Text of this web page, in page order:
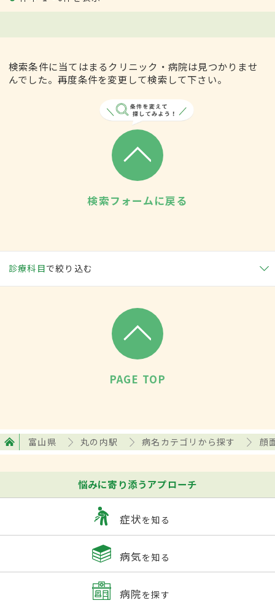
検索条件に当てはまるクリニック・病院は見つかりませ
んでした。再度条件を変更して検索して下さい。
検索フォームに戻る
診療科目で絞り込む
PAGE TOP
富山県 丸の内駅 病名カテゴリから探す 顔
悩みに寄り添うアプローチ
症状を知る
病気を知る
病院を探す